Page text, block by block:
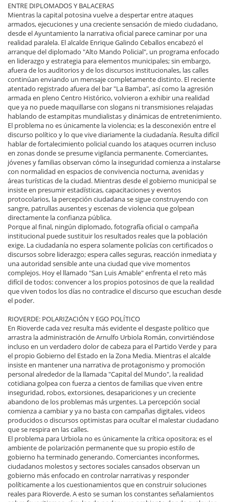
ENTRE DIPLOMADOS Y BALACERAS
Mientras la capital potosina vuelve a despertar entre ataques
armados, ejecuciones y una creciente sensación de miedo ciudadano,
desde el Ayuntamiento la narrativa oficial parece caminar por una
realidad paralela. El alcalde Enrique Galindo Ceballos encabezó el
arranque del diplomado "Alto Mando Policial", un programa enfocado
en liderazgo y estrategia para elementos municipales; sin embargo,
afuera de los auditorios y de los discursos institucionales, las calles
continúan enviando un mensaje completamente distinto. El reciente
atentado registrado afuera del bar "La Bamba", así como la agresión
armada en pleno Centro Histórico, volvieron a exhibir una realidad
que ya no puede maquillarse con slogans ni transmisiones relajadas
hablando de estampitas mundialistas y dinámicas de entretenimiento.
El problema no es únicamente la violencia; es la desconexión entre el
discurso político y lo que vive diariamente la ciudadanía. Resulta difícil
hablar de fortalecimiento policial cuando los ataques ocurren incluso
en zonas donde se presume vigilancia permanente. Comerciantes,
jóvenes y familias observan cómo la inseguridad comienza a instalarse
con normalidad en espacios de convivencia nocturna, avenidas y
áreas turísticas de la ciudad. Mientras desde el gobierno municipal se
insiste en presumir estadísticas, capacitaciones y eventos
protocolarios, la percepción ciudadana se sigue construyendo con
sangre, patrullas ausentes y escenas de violencia que golpean
directamente la confianza pública.
Porque al final, ningún diplomado, fotografía oficial o campaña
institucional puede sustituir los resultados reales que la población
exige. La ciudadanía no espera solamente policías con certificados o
discursos sobre liderazgo; espera calles seguras, reacción inmediata y
una autoridad sensible ante una ciudad que vive momentos
complejos. Hoy el llamado "San Luis Amable" enfrenta el reto más
difícil de todos: convencer a los propios potosinos de que la realidad
que viven todos los días no contradice el discurso que escuchan desde
el poder.
RIOVERDE: POLARIZACIÓN Y EGO POLÍTICO
En Rioverde cada vez resulta más evidente el desgaste político que
arrastra la administración de Arnulfo Urbiola Román, convirtiéndose
incluso en un verdadero dolor de cabeza para el Partido Verde y para
el propio Gobierno del Estado en la Zona Media. Mientras el alcalde
insiste en mantener una narrativa de protagonismo y promoción
personal alrededor de la llamada "Capital del Mundo", la realidad
cotidiana golpea con fuerza a cientos de familias que viven entre
inseguridad, robos, extorsiones, desapariciones y un creciente
abandono de los problemas más urgentes. La percepción social
comienza a cambiar y ya no basta con campañas digitales, videos
producidos o discursos optimistas para ocultar el malestar ciudadano
que se respira en las calles.
El problema para Urbiola no es únicamente la crítica opositora; es el
ambiente de polarización permanente que su propio estilo de
gobierno ha terminado generando. Comerciantes inconformes,
ciudadanos molestos y sectores sociales cansados observan un
gobierno más enfocado en controlar narrativas y responder
políticamente a los cuestionamientos que en construir soluciones
reales para Rioverde. A esto se suman los constantes señalamientos